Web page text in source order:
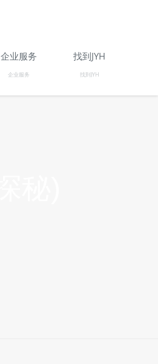
企业服务
企业服务
找到JYH
找到JYH